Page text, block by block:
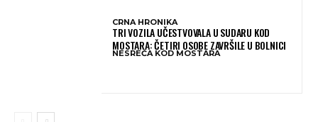
CRNA HRONIKA
TRI VOZILA UČESTVOVALA U SUDARU KOD
MOSTARA: ČETIRI OSOBE ZAVRŠILE U BOLNICI
NESREĆA KOD MOSTARA